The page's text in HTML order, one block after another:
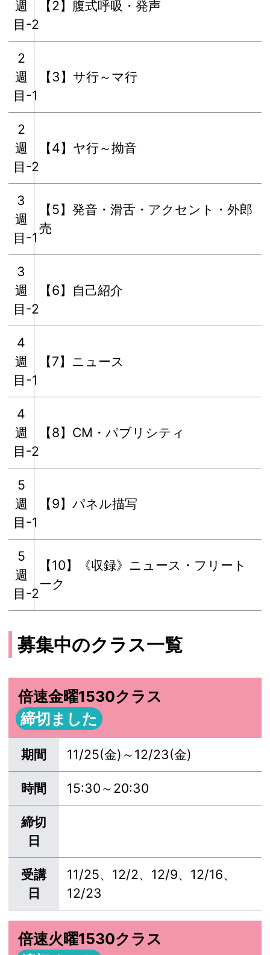
週
目-2
【2】腹式呼吸・発声
2
週
目-1
【3】サ行～マ行
2
週
目-2
【4】ヤ行～拗音
3
週
目-1
【5】発音・滑舌・アクセント・外郎
売
3
週
目-2
【6】自己紹介
4
週
目-1
【7】ニュース
4
週
目-2
【8】CM・パブリシティ
5
週
目-1
【9】パネル描写
5
週
目-2
【10】《収録》ニュース・フリート
ーク
募集中のクラス一覧
倍速金曜1530クラス
締切ました
期間 11/25(金)～12/23(金)
時間 15:30～20:30
締切
日
受講
日
11/25、12/2、12/9、12/16、
12/23
倍速火曜1530クラス